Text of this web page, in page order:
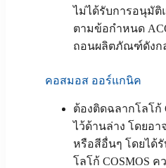
ไม่ได้รับการอนุมัติ
ตามข้อกำหนด
ถอนผลิตภัณฑ์ดังก
คอสมอส ออร์แกนิค
ต้องติดฉลากโลโก้
ไว้ด้านล่าง โดยอา
หรือสีอื่นๆ โดยได้
โลโก้ COSMOS